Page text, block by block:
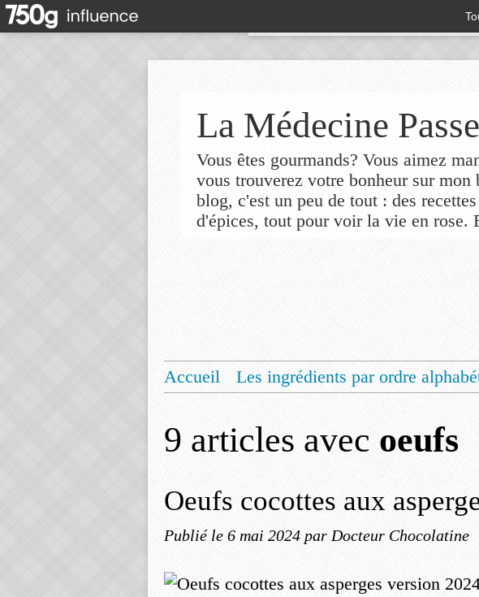
La Médecine
Vous êtes gourmands? Vous aimez
vous trouverez votre bonheur sur
blog, c'est un peu de tout : des
d'épices, tout pour voir la vie en rose.
Accueil Les ingrédients par ordre
9 articles avec oeufs
Oeufs cocottes aux
Publié le 6 mai 2024 par Docteur Chocolatine